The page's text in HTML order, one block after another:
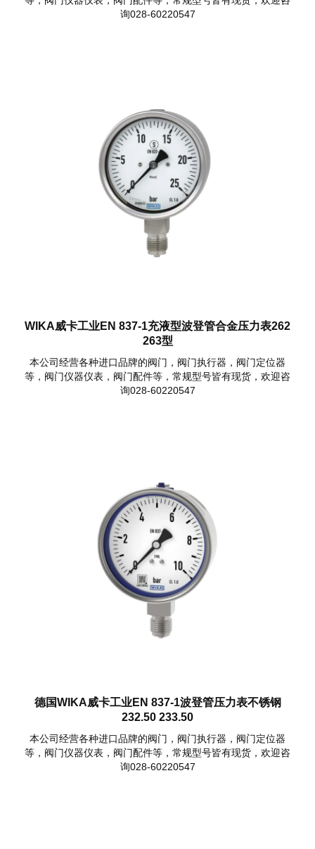
询028-60220547
WIKA威卡工业EN 837-1充液型波登管合金压力表262
263型
本公司经营各种进口品牌的阀门，阀门执行器，阀门定位器
等，阀门仪器仪表，阀门配件等，常规型号皆有现货，欢迎咨
询028-60220547
德国WIKA威卡工业EN 837-1波登管压力表不锈钢
232.50 233.50
本公司经营各种进口品牌的阀门，阀门执行器，阀门定位器
等，阀门仪器仪表，阀门配件等，常规型号皆有现货，欢迎咨
询028-60220547